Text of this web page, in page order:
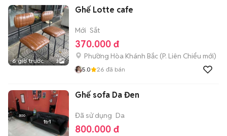
6 giờ trước 3
Ghế Lotte cafe
Mới Sắt
370.000 đ
Phường Hòa Khánh Bắc (P. Liên Chiểu mới)
5.0 26 đã bán
Ghế sofa Da Đen
Đã sử dụng Da
800.000 đ